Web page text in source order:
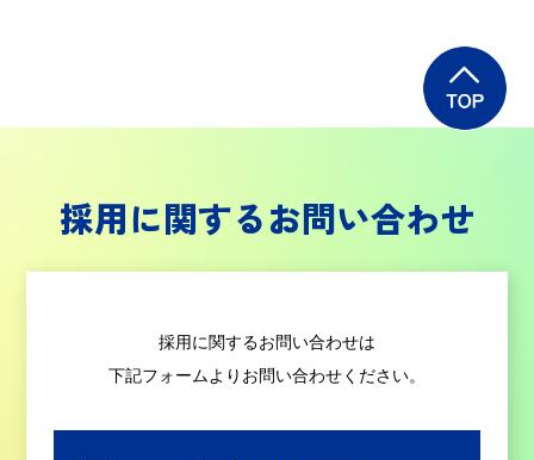
採用に関するお問い合わせ
採用に関するお問い合わせは
下記フォームよりお問い合わせください。